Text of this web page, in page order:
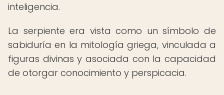
inteligencia.
La serpiente era vista como un símbolo de
sabiduría en la mitología griega, vinculada a
figuras divinas y asociada con la capacidad
de otorgar conocimiento y perspicacia.